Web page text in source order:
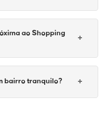
disponíveis no bairro
ao Shopping
+
conectividade para a zona
bairro tranquilo? +